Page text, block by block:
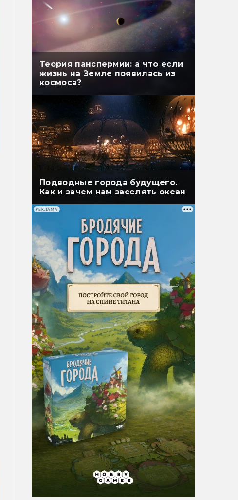
Теория панспермии: а что если
жизнь на Земле появилась из
космоса?
Подводные города будущего.
Как и зачем нам заселять океан
РЕКЛАМА